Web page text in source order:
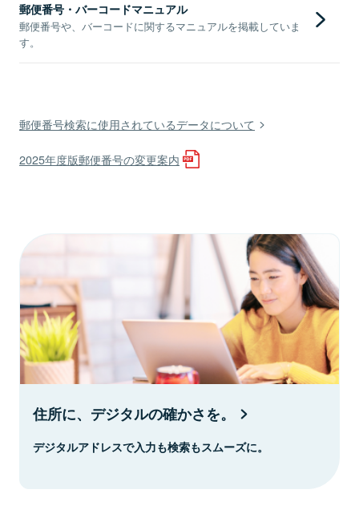
郵便番号・バーコードマニュアル
郵便番号や、バーコードに関するマニュアルを掲載していま
す。
郵便番号検索に使用されているデータについて
2025年度版郵便番号の変更案内
住所に、デジタルの確かさを。
デジタルアドレスで入力も検索もスムーズに。